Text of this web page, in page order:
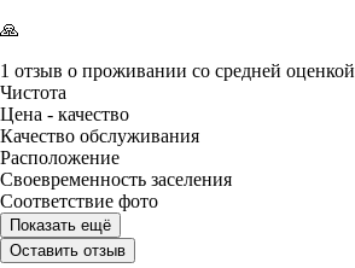
🙏
1 отзыв о проживании со средней оценкой
Чистота
Цена - качество
Качество обслуживания
Расположение
Своевременность заселения
Соответствие фото
Показать ещё
Оставить отзыв